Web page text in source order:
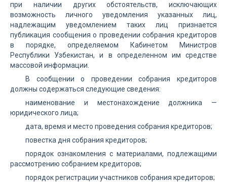
при наличии других обстоятельств, исключающих
возможность личного уведомления указанных лиц,
надлежащим уведомлением таких лиц признается
публикация сообщения о проведении собрания кредиторов
в порядке, определяемом Кабинетом Министров
Республики Узбекистан, и в определенном им средстве
массовой информации.
В сообщении о проведении собрания кредиторов
должны содержаться следующие сведения:
наименование и местонахождение должника —
юридического лица;
дата, время и место проведения собрания кредиторов;
повестка дня собрания кредиторов;
порядок ознакомления с материалами, подлежащими
рассмотрению собранием кредиторов;
порядок регистрации участников собрания кредиторов;